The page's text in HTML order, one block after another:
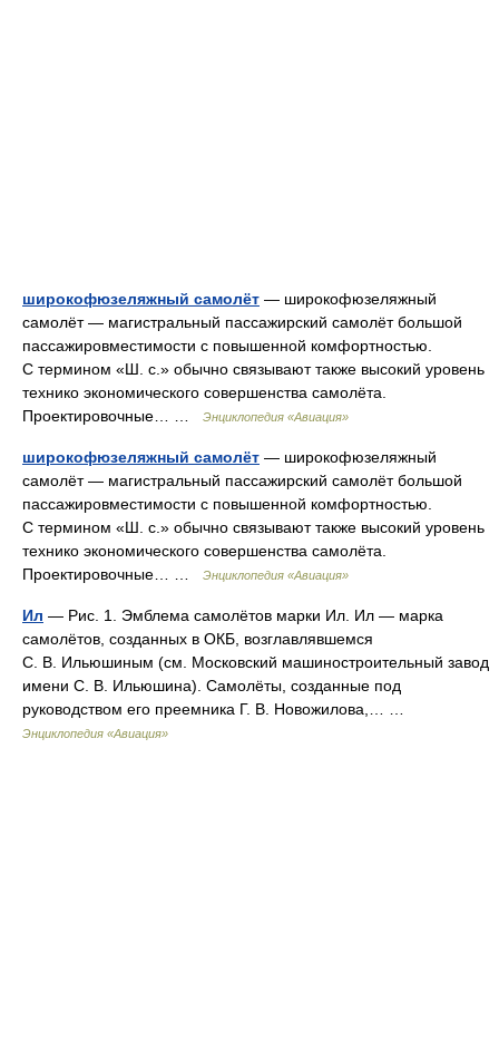
широкофюзеляжный самолёт — широкофюзеляжный
самолёт — магистральный пассажирский самолёт большой
пассажировместимости с повышенной комфортностью.
С термином «Ш. с.» обычно связывают также высокий уровень
технико экономического совершенства самолёта.
Проектировочные… …
Энциклопедия «Авиация»
широкофюзеляжный самолёт — широкофюзеляжный
самолёт — магистральный пассажирский самолёт большой
пассажировместимости с повышенной комфортностью.
С термином «Ш. с.» обычно связывают также высокий уровень
технико экономического совершенства самолёта.
Проектировочные… …
Энциклопедия «Авиация»
Ил — Рис. 1. Эмблема самолётов марки Ил. Ил — марка
самолётов, созданных в ОКБ, возглавлявшемся
С. В. Ильюшиным (см. Московский машиностроительный завод
имени С. В. Ильюшина). Самолёты, созданные под
руководством его преемника Г. В. Новожилова,… …
Энциклопедия «Авиация»